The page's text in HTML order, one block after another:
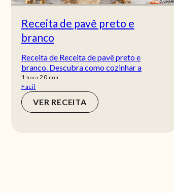
Receita de pavê preto e
branco
Receita de Receita de pavê preto e
branco. Descubra como cozinhar a
1 hora
hora 20min
min
Fácil
VER RECEITA